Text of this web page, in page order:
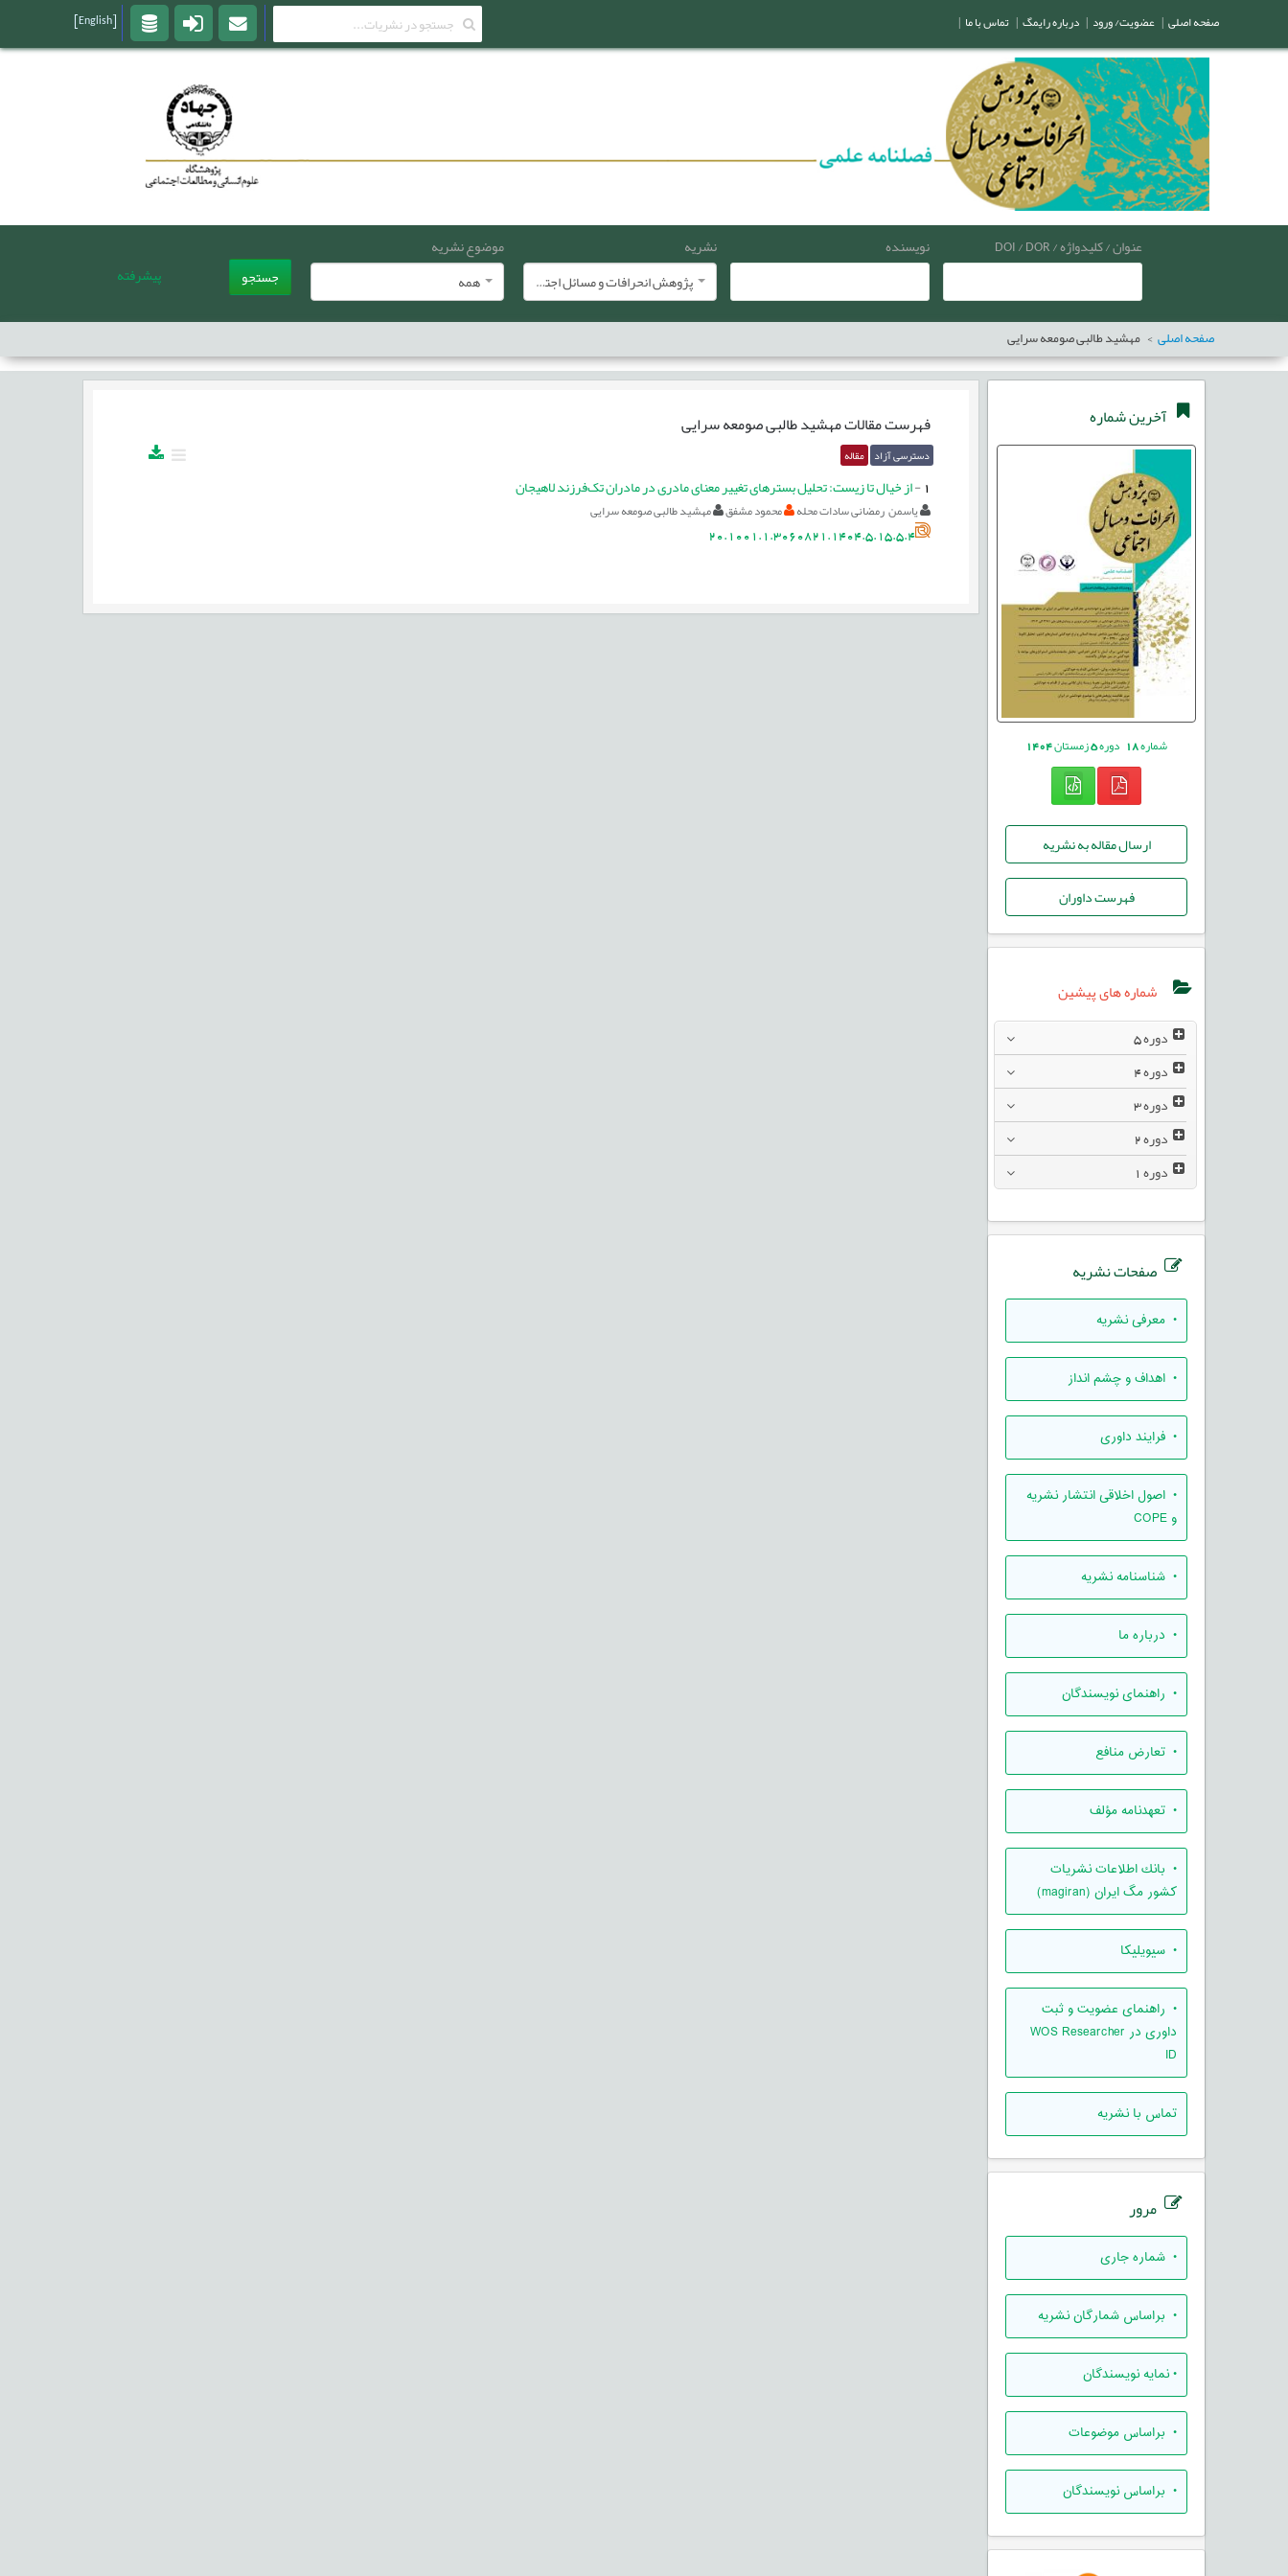
عنوان / کلیدواژه / DOI / DOR نویسنده
نشریه
پژوهش انحرافات و مسائل اجتماعی
موضوع نشریه
همه
جستجو پیشرفته
صفحه اصلی مهشید طالبی صومعه سرایی
آخرین شماره
شماره18 دوره5زمستان1404
ارسال مقاله به نشریه
فهرست داوران
شماره های پیشین
دوره
دوره
دوره
دوره
دوره
صفحات نشریه
• معرفی نشریه
• اهداف و چشم انداز
• فرایند داوری
• اصول اخلاقی انتشار نشریه
و COPE
• شناسنامه نشریه
• درباره ما
• راهنمای نویسندگان
• تعارض منافع
• تعهدنامه مؤلف
• بانك اطلاعات نشريات
كشور مگ ايران (magiran)
• سیویلیکا
• راهنمای عضویت و ثبت
داوری در WOS Researcher
ID
تماس با نشریه
مرور
• شماره جاری
• براساس شمارگان نشریه
•نمایه نویسندگان
• براساس موضوعات
• براساس نویسندگان
فهرست مقالاتمهشید طالبی صومعه سرایی
دسترسی آزاد مقاله
1
-از خیال تا زیست: تحلیل بسترهای تغییر معنای مادری در مادران تک‌فرزند لاهیجان
یاسمن رمضانی سادات محله محمود مشفق مهشید طالبی صومعه سرایی
20.1001.1.3060821.1404.5.15.5.4
صفحه اصلی | عضویت/ ورود | درباره رایمگ | تماس با ما |
[English]